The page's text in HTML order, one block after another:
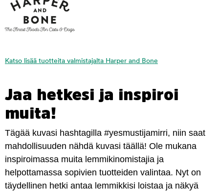
Katso lisää tuotteita valmistajalta Harper and Bone
Jaa hetkesi ja inspiroi
muita!
Tägää kuvasi hashtagilla #yesmustijamirri, niin saat
mahdollisuuden nähdä kuvasi täällä! Ole mukana
inspiroimassa muita lemmikinomistajia ja
helpottamassa sopivien tuotteiden valintaa. Nyt on
täydellinen hetki antaa lemmikkisi loistaa ja näkyä